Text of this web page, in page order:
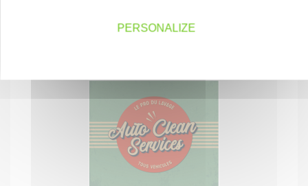
PERSONALIZE